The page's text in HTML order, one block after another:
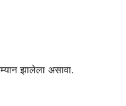
झालेला असावा.